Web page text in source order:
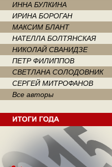
ИННА БУЛКИНА
ИРИНА БОРОГАН
МАКСИМ БЛАНТ
НАТЕЛЛА БОЛТЯНСКАЯ
НИКОЛАЙ СВАНИДЗЕ
ПЕТР ФИЛИППОВ
СВЕТЛАНА СОЛОДОВНИК
СЕРГЕЙ МИТРОФАНОВ
Все авторы